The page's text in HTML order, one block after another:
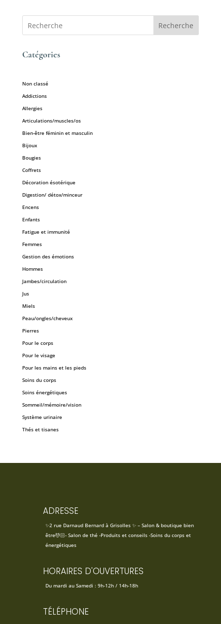
Recherche
Catégories
Non classé
Addictions
Allergies
Articulations/muscles/os
Bien-être féminin et masculin
Bijoux
Bougies
Coffrets
Décoration ésotérique
Digestion/ détox/minceur
Encens
Enfants
Fatigue et immunité
Femmes
Gestion des émotions
Hommes
Jambes/circulation
Jus
Miels
Peau/ongles/cheveux
Pierres
Pour le corps
Pour le visage
Pour les mains et les pieds
Soins du corps
Soins énergétiques
Sommeil/mémoire/vision
Système urinaire
Thés et tisanes
ADRESSE
✨2 rue Darnaud Bernard à Grisolles ✨ – Salon & boutique bien
être💆🏻- Salon de thé -Produits et conseils -Soins du corps et
énergétiques
HORAIRES D'OUVERTURES
Du mardi au Samedi : 9h-12h / 14h-18h
TÉLÉPHONE